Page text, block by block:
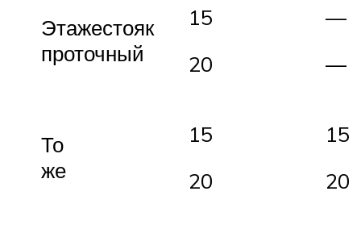
Этажестояк
проточный
15
20
—
—
То
же
15
20
15
20